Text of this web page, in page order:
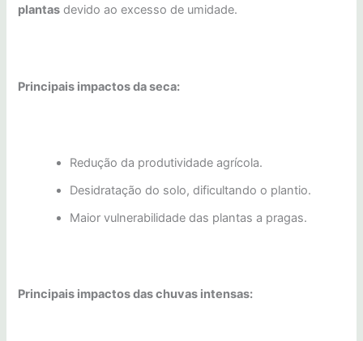
plantas devido ao excesso de umidade.
Principais impactos da seca:
Redução da produtividade agrícola.
Desidratação do solo, dificultando o plantio.
Maior vulnerabilidade das plantas a pragas.
Principais impactos das chuvas intensas: